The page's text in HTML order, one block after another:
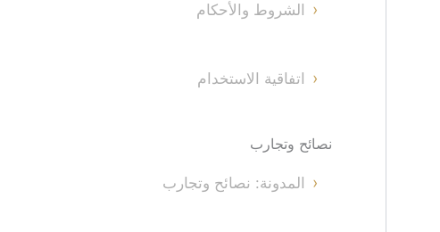
الشروط والأحكام
اتفاقية الاستخدام
نصائح وتجارب
المدونة: نصائح وتجارب